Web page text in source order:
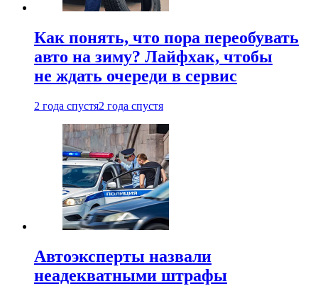
Как понять, что пора переобувать
авто на зиму? Лайфхак, чтобы
не ждать очереди в сервис
2 года спустя2 года спустя
Автоэксперты назвали
неадекватными штрафы